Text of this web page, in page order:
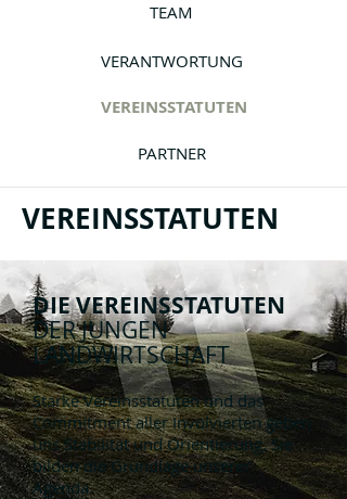
TEAM
VERANTWORTUNG
​VEREINSSTATUTEN
PARTNER
VEREINSSTATUTEN
DIE VEREINSSTATUTEN
DER JUNGEN
LANDWIRTSCHAFT
Starke Vereinsstatuten und das
Commitment aller Involvierten geben
uns Stabilität und Orientierung. Sie
bilden die Grundlage unserer
Agenda.